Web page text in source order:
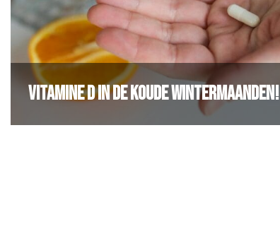
Vitamine D in de koude wintermaanden!